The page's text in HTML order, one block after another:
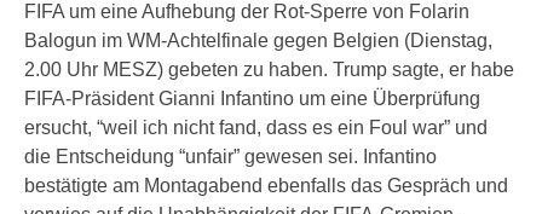
FIFA um eine Aufhebung der Rot-Sperre von Folarin
Balogun im WM-Achtelfinale gegen Belgien (Dienstag,
2.00 Uhr MESZ) gebeten zu haben. Trump sagte, er habe
FIFA-Präsident Gianni Infantino um eine Überprüfung
ersucht, “weil ich nicht fand, dass es ein Foul war” und
die Entscheidung “unfair” gewesen sei. Infantino
bestätigte am Montagabend ebenfalls das Gespräch und